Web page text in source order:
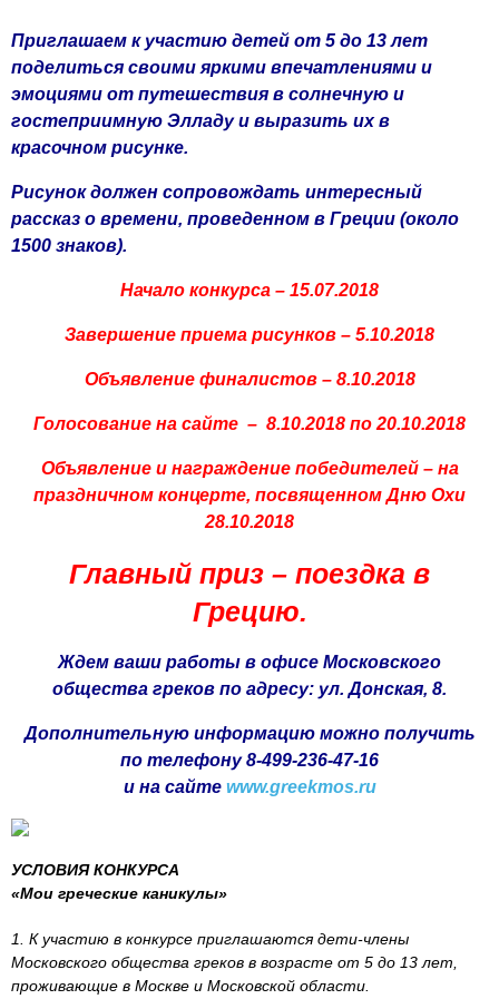
Приглашаем к участию детей от 5 до 13 лет
поделиться своими яркими впечатлениями и
эмоциями от путешествия в солнечную и
гостеприимную Элладу и выразить их в
красочном рисунке.
Рисунок должен сопровождать интересный
рассказ о времени, проведенном в Греции (около
1500 знаков).
Начало конкурса – 15.07.2018
Завершение приема рисунков – 5.10.2018
Объявление финалистов – 8.10.2018
Голосование на сайте – 8.10.2018 по 20.10.2018
Объявление и награждение победителей – на
праздничном концерте, посвященном Дню Охи
28.10.2018
Главный приз – поездка в
Грецию.
Ждем ваши работы в офисе Московского
общества греков по адресу: ул. Донская, 8.
Дополнительную информацию можно получить
по телефону 8-499-236-47-16
и на сайте www.greekmos.ru
УСЛОВИЯ КОНКУРСА
«Мои греческие каникулы»
1. К участию в конкурсе приглашаются дети-члены
Московского общества греков в возрасте от 5 до 13 лет,
проживающие в Москве и Московской области.